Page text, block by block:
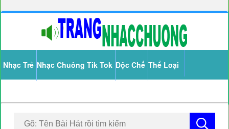
Nhạc Trẻ Nhạc Chuông Tik Tok Độc Chế Thể Loại